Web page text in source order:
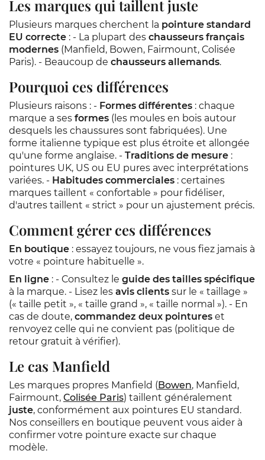
Les marques qui taillent juste
Plusieurs marques cherchent la pointure standard
EU correcte : - La plupart des chausseurs français
modernes (Manfield, Bowen, Fairmount, Colisée
Paris). - Beaucoup de chausseurs allemands.
Pourquoi ces différences
Plusieurs raisons : - Formes différentes : chaque
marque a ses formes (les moules en bois autour
desquels les chaussures sont fabriquées). Une
forme italienne typique est plus étroite et allongée
qu'une forme anglaise. - Traditions de mesure :
pointures UK, US ou EU pures avec interprétations
variées. - Habitudes commerciales : certaines
marques taillent « confortable » pour fidéliser,
d'autres taillent « strict » pour un ajustement précis.
Comment gérer ces différences
En boutique : essayez toujours, ne vous fiez jamais à
votre « pointure habituelle ».
En ligne : - Consultez le guide des tailles spécifique
à la marque. - Lisez les avis clients sur le « taillage »
(« taille petit », « taille grand », « taille normal »). - En
cas de doute, commandez deux pointures et
renvoyez celle qui ne convient pas (politique de
retour gratuit à vérifier).
Le cas Manfield
Les marques propres Manfield (Bowen, Manfield,
Fairmount, Colisée Paris) taillent généralement
juste, conformément aux pointures EU standard.
Nos conseillers en boutique peuvent vous aider à
confirmer votre pointure exacte sur chaque
modèle.